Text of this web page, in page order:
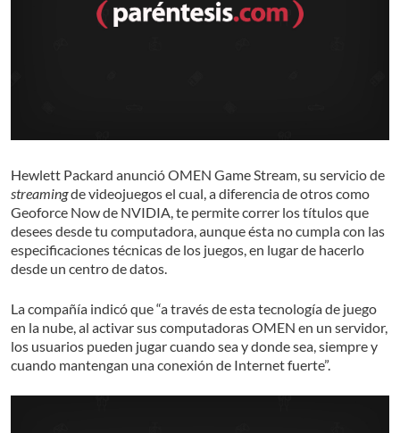
Hewlett Packard anunció OMEN Game Stream, su servicio de
streamingde videojuegos el cual, a diferencia de otros como
Geoforce Now de NVIDIA, te permite correr los títulos que
desees desde tu computadora, aunque ésta no cumpla con las
especificaciones técnicas de los juegos, en lugar de hacerlo
desde un centro de datos.
La compañía indicó que “a través de esta tecnología de juego
en la nube, al activar sus computadoras OMEN en un servidor,
los usuarios pueden jugar cuando sea y donde sea, siempre y
cuando mantengan una conexión de Internet fuerte”.